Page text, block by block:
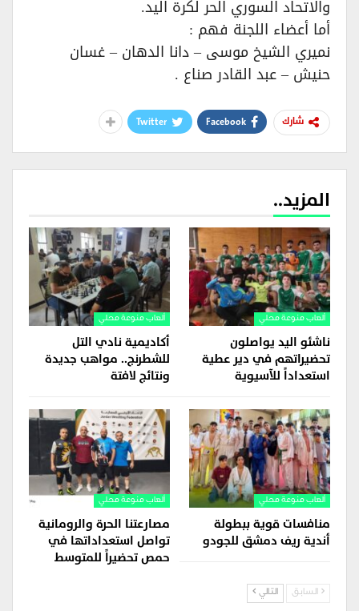
والاتحاد السوري الحر لكرة اليد.
أما أعضاء اللجنة فهم :
نميري الشيخ موسى – دانا الدهان – غسان
حنيش – عبد القادر صناع .
شارك Facebook
Twitter
المزيد..
ألعاب منوعة محلي
ناشئو اليد يواصلون
تحضيراتهم في دير عطية
استعداداً للآسيوية
ألعاب منوعة محلي
أكاديمية نادي التل
للشطرنج.. مواهب جديدة
ونتائج لافتة
ألعاب منوعة محلي
منافسات قوية ببطولة
أندية ريف دمشق للجودو
ألعاب منوعة محلي
مصارعتنا الحرة والرومانية
تواصل استعداداتها في
حمص تحضيراً للمتوسط
السابق التالي